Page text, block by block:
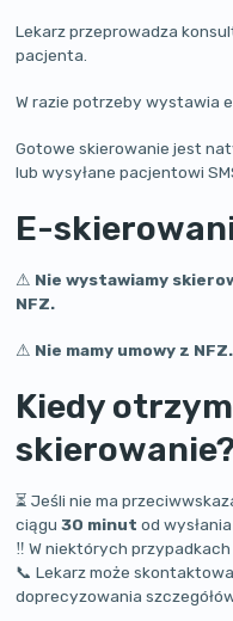
Lekarz przeprowadza
pacjenta.
W razie potrzeby wystawia
Gotowe skierowanie jest
lub wysyłane pacjentowi
E-
⚠ Nie wystawiamy
NFZ.
⚠ Nie mamy umowy z NFZ.
Kiedy
⏳ Jeśli nie ma
ciągu30 minut od wysłania
‼ W niektórych
📞 Lekarz może
doprecyzowania